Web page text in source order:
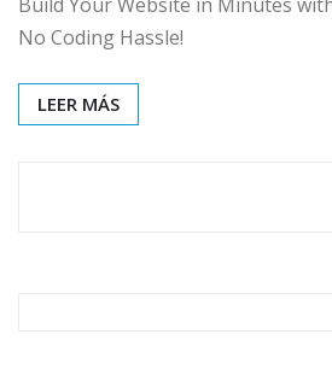
No Coding Hassle!
LEER MÁS